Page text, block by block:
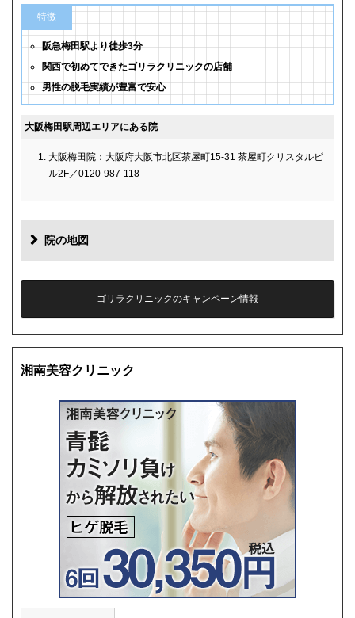
特徴
阪急梅田駅より徒歩3分
関西で初めてできたゴリラクリニックの店舗
男性の脱毛実績が豊富で安心
大阪梅田駅周辺エリアにある院
大阪梅田院：大阪府大阪市北区茶屋町15-31 茶屋町クリスタルビ
ル2F／0120-987-118
院の地図
ゴリラクリニックのキャンペーン情報
湘南美容クリニック